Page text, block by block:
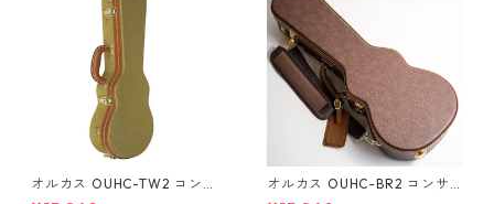
オルカス OUHC-TW2 コンサ
ートウクレレ用ハードケース
オルカス OUHC-BR2 コンサ
ートウクレレ用ハードケース